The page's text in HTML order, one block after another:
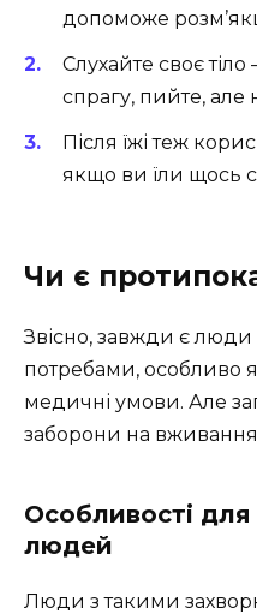
допоможе
Слухайте своє
спрагу, пийте, але
Після їжі теж
якщо ви їли щось
Чи є
Звісно, завжди є
потребами, особливо
медичні умови. Але
заборони на вживання
Особливості для
людей
Люди з такими